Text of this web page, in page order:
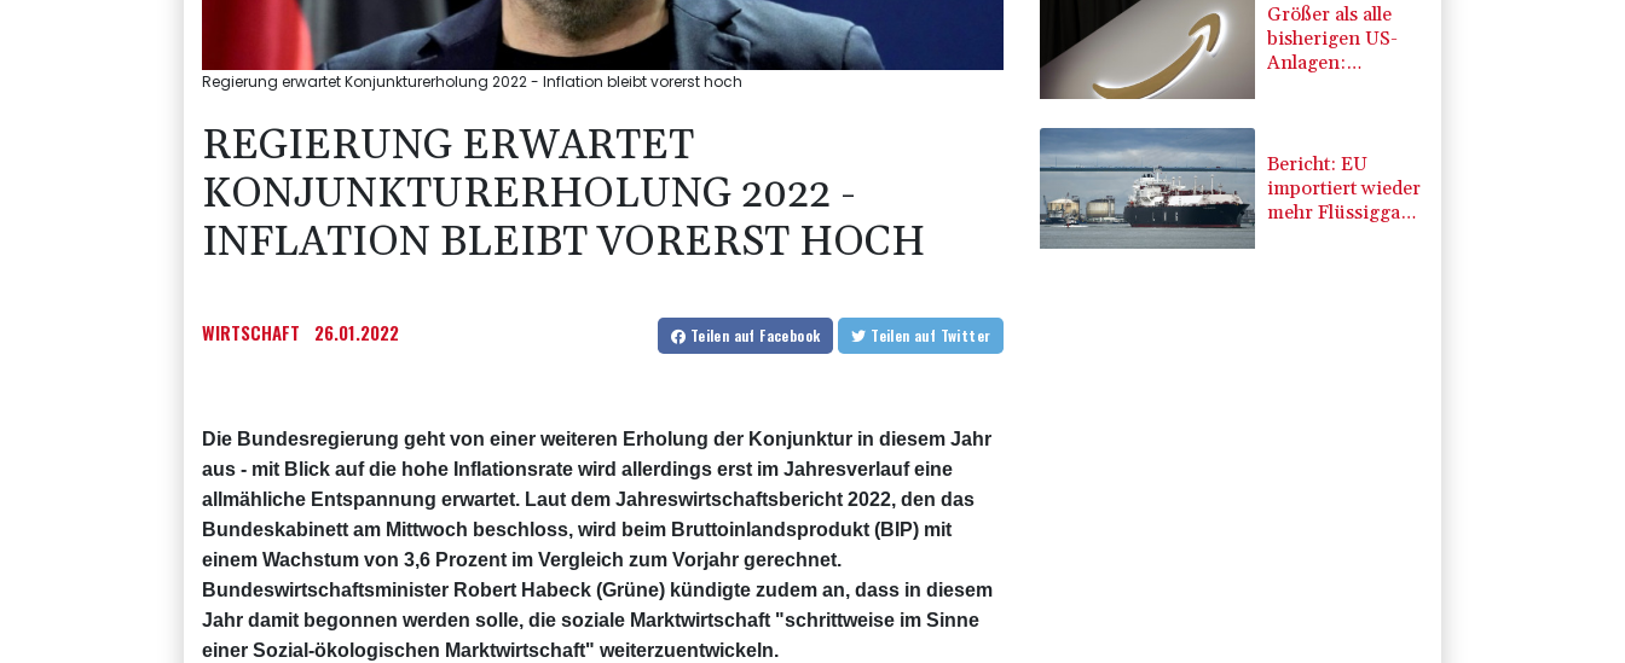
Regierung erwartet Konjunkturerholung 2022 - Inflation bleibt vorerst hoch
REGIERUNG ERWARTET
KONJUNKTURERHOLUNG 2022 -
INFLATION BLEIBT VORERST HOCH
WIRTSCHAFT 26.01.2022 Teilen auf Facebook Teilen auf Twitter
Die Bundesregierung geht von einer weiteren Erholung der Konjunktur in diesem Jahr
aus - mit Blick auf die hohe Inflationsrate wird allerdings erst im Jahresverlauf eine
allmähliche Entspannung erwartet. Laut dem Jahreswirtschaftsbericht 2022, den das
Bundeskabinett am Mittwoch beschloss, wird beim Bruttoinlandsprodukt (BIP) mit
einem Wachstum von 3,6 Prozent im Vergleich zum Vorjahr gerechnet.
Bundeswirtschaftsminister Robert Habeck (Grüne) kündigte zudem an, dass in diesem
Jahr damit begonnen werden solle, die soziale Marktwirtschaft "schrittweise im Sinne
einer Sozial-ökologischen Marktwirtschaft" weiterzuentwickeln.
Größer als alle
bisherigen US-
Anlagen:
riesiges
Gaskraftwerk
Bericht: EU
importiert wieder
mehr Flüssiggas